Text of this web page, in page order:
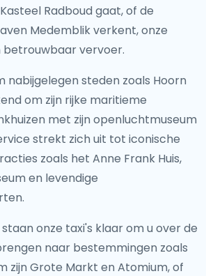
Radboud gaat, of de
Medemblik verkent, onze
vervoer.
nabijgelegen steden zoals Hoorn
om zijn rijke maritieme
met zijn openluchtmuseum
strekt zich uit tot iconische
zoals het Anne Frank Huis,
en levendige
onze taxi's klaar om u over de
naar bestemmingen zoals
zijn Grote Markt en Atomium, of